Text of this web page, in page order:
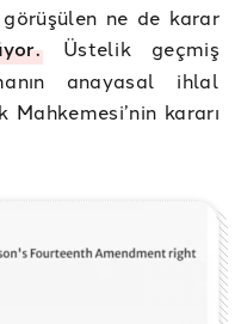
görüşülen ne de karar
Üstelik geçmiş
anayasal ihlal
Mahkemesi’nin kararı